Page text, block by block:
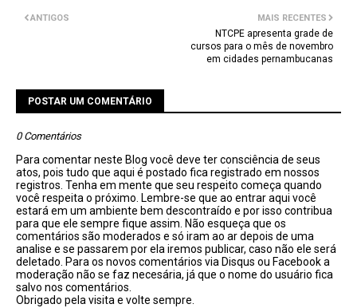
MAIS RECENTES
NTCPE apresenta grade de
cursos para o mês de novembro
em cidades pernambucanas
ANTIGOS
POSTAR UM COMENTÁRIO
0 Comentários
Para comentar neste Blog você deve ter consciência de seus
atos, pois tudo que aqui é postado fica registrado em nossos
registros. Tenha em mente que seu respeito começa quando
você respeita o próximo. Lembre-se que ao entrar aqui você
estará em um ambiente bem descontraído e por isso contribua
para que ele sempre fique assim. Não esqueça que os
comentários são moderados e só iram ao ar depois de uma
analise e se passarem por ela iremos publicar, caso não ele será
deletado. Para os novos comentários via Disqus ou Facebook a
moderação não se faz necesária, já que o nome do usuário fica
salvo nos comentários.
Obrigado pela visita e volte sempre.